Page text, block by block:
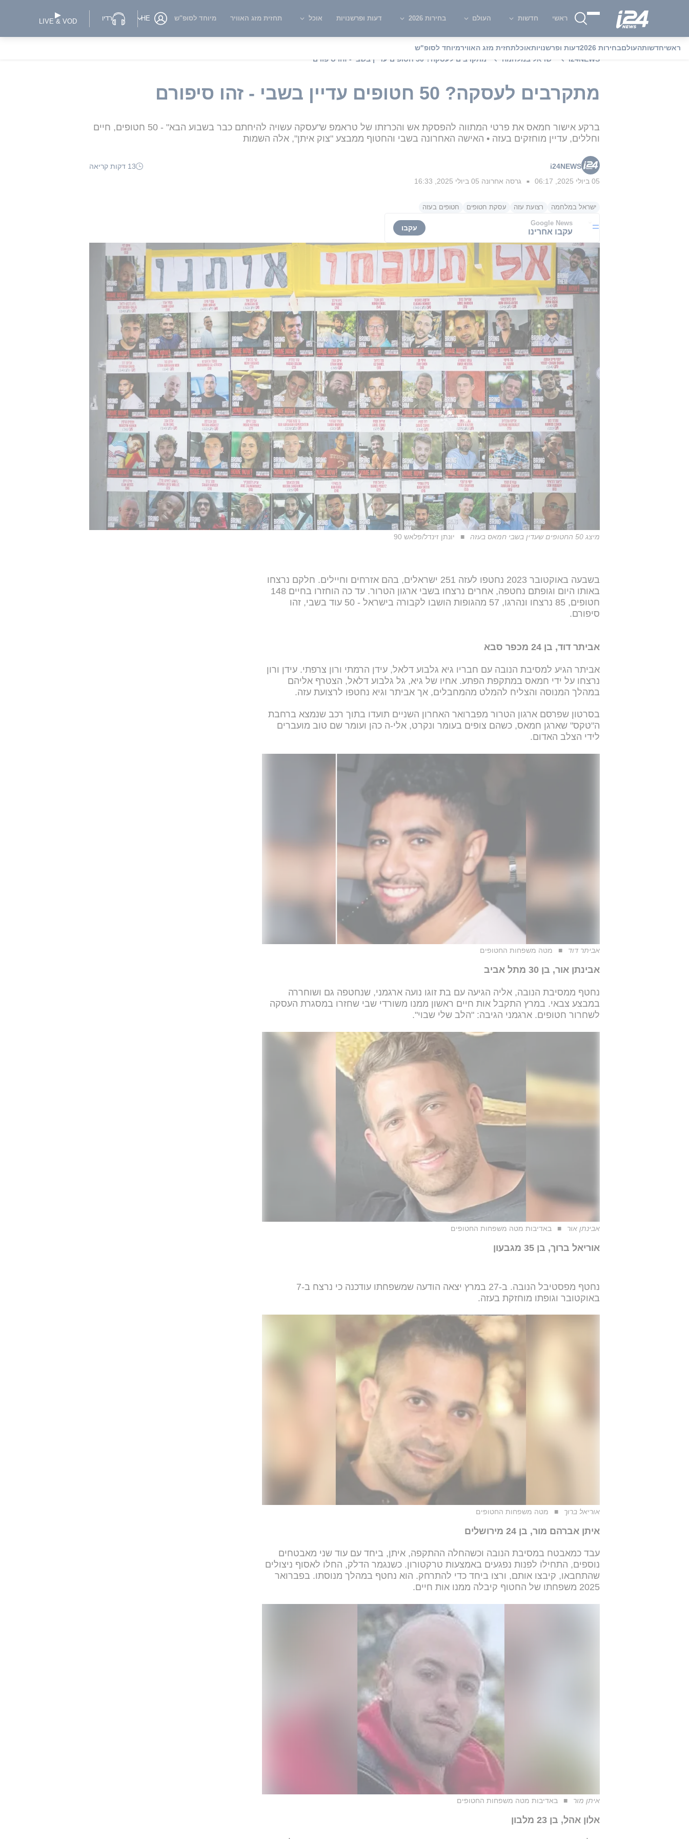
ראשי חדשות העולם בחירות 2026 דעות ופרשנויות אוכל תחזית מזג האוויר מיוחד לסופ"ש HE רדיו LIVE & VOD
ראשיחדשותהעולםבחירות 2026 דעות ופרשנויותאוכלתחזית מזג האווירמיוחד לסופ"ש
i24NEWS
ישראל במלחמה מתקרבים לעסקה? 50 חטופים עדיין בשבי - זהו סיפורם
מתקרבים לעסקה? 50 חטופים עדיין בשבי - זהו סיפורם
ברקע אישור חמאס את פרטי המתווה להפסקת אש והכרזתו של טראמפ ש"עסקה עשויה להיחתם כבר בשבוע הבא" - 50 חטופים, חיים
וחללים, עדיין מוחזקים בעזה • האישה האחרונה בשבי והחטוף ממבצע "צוק איתן", אלה השמות
i24NEWS
13 דקות קריאה
05 ביולי 2025, 06:17
■ גרסה אחרונה 05 ביולי 2025, 16:33
ישראל במלחמה רצועת עזה עסקת חטופים חטופים בעזה
Google News
עקבו אחרינו עקבו
מיצג 50 החטופים שעדין בשבי חמאס בעזה יונתן זינדל/פלאש 90
בשבעה באוקטובר 2023 נחטפו לעזה 251 ישראלים, בהם אזרחים וחיילים. חלקם נרצחו
באותו היום וגופתם נחטפה, אחרים נרצחו בשבי ארגון הטרור. עד כה הוחזרו בחיים 148
חטופים, 85 נרצחו ונהרגו, 57 מהגופות הושבו לקבורה בישראל - 50 עוד בשבי, זהו
סיפורם.
אביתר דוד, בן 24 מכפר סבא
אביתר הגיע למסיבת הנובה עם חבריו גיא גלבוע דלאל, עידן הרמתי ורון צרפתי. עידן ורון
נרצחו על ידי חמאס במתקפת הפתע. אחיו של גיא, גל גלבוע דלאל, הצטרף אליהם
במהלך המנוסה והצליח להמלט מהמחבלים, אך אביתר וגיא נחטפו לרצועת עזה.
בסרטון שפרסם ארגון הטרור מפברואר האחרון השניים תועדו בתוך רכב שנמצא ברחבת
ה"טקס" שארגן חמאס, כשהם צופים בעומר ונקרט, אלי-ה כהן ועומר שם טוב מועברים
לידי הצלב האדום.
אביתר דוד מטה משפחות החטופים
אבינתן אור, בן 30 מתל אביב
נחטף ממסיבת הנובה, אליה הגיעה עם בת זוגו נועה ארגמני, שנחטפה גם ושוחררה
במבצע צבאי. במרץ התקבל אות חיים ראשון ממנו משורדי שבי שחזרו במסגרת העסקה
לשחרור חטופים. ארגמני הגיבה: "הלב שלי שבוי".
אבינתן אור באדיבות מטה משפחות החטופים
אוריאל ברוך, בן 35 מגבעון
נחטף מפסטיבל הנובה. ב-27 במרץ יצאה הודעה שמשפחתו עודכנה כי נרצח ב-7
באוקטובר וגופתו מוחזקת בעזה.
אוריאל ברוך מטה משפחות החטופים
איתן אברהם מור, בן 24 מירושלים
עבד כמאבטח במסיבת הנובה וכשהחלה ההתקפה, איתן, ביחד עם עוד שני מאבטחים
נוספים, התחילו לפנות נפגעים באמצעות טרקטורון. כשנגמר הדלק, החלו לאסוף ניצולים
שהתחבאו, קיבצו אותם, ורצו ביחד כדי להתרחק. הוא נחטף במהלך מנוסתו. בפברואר
2025 משפחתו של החטוף קיבלה ממנו אות חיים.
איתן מור באדיבות מטה משפחות החטופים
אלון אהל, בן 23 מלבון